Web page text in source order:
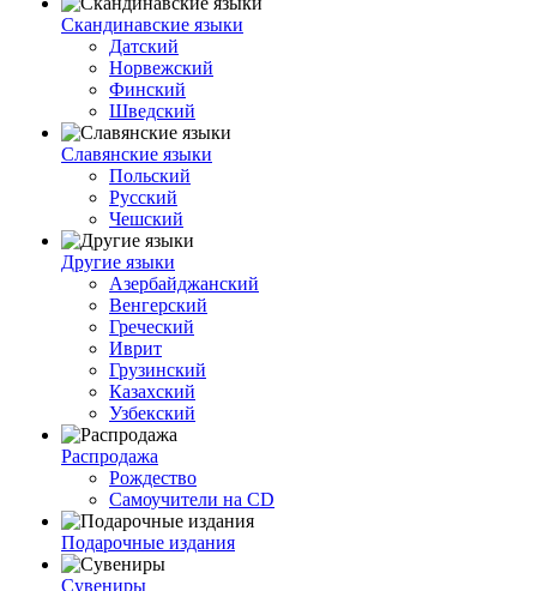
Скандинавские языки
Датский
Норвежский
Финский
Шведский
Славянские языки
Польский
Русский
Чешский
Другие языки
Азербайджанский
Венгерский
Греческий
Иврит
Грузинский
Казахский
Узбекский
Распродажа
Рождество
Самоучители на CD
Подарочные издания
Сувениры